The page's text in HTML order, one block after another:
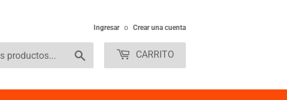
Ingresar o Crear una cuenta
CARRITO